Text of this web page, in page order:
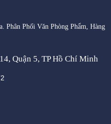
Phân Phối Văn Phòng Phẩm, Hàng
Quận 5, TP Hồ Chí Minh